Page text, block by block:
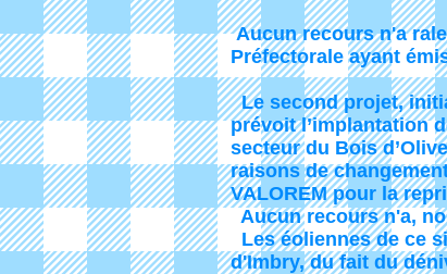
Aucun recours n'a
Préfectorale ayant
Le second projet,
prévoit l’implantation
secteur du Bois
raisons de
VALOREM pour la
Aucun recours n'a,
Les éoliennes de ce
d'Imbry, du fait du